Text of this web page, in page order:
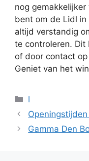
nog
bent om de Lidl
altijd verstandig
te controleren. Dit
of door contact
Geniet van het
Categorieën
l
Gamma Den